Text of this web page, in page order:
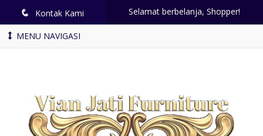
q Kontak Kami Selamat berbelanja, Shopper!
MENU NAVIGASI